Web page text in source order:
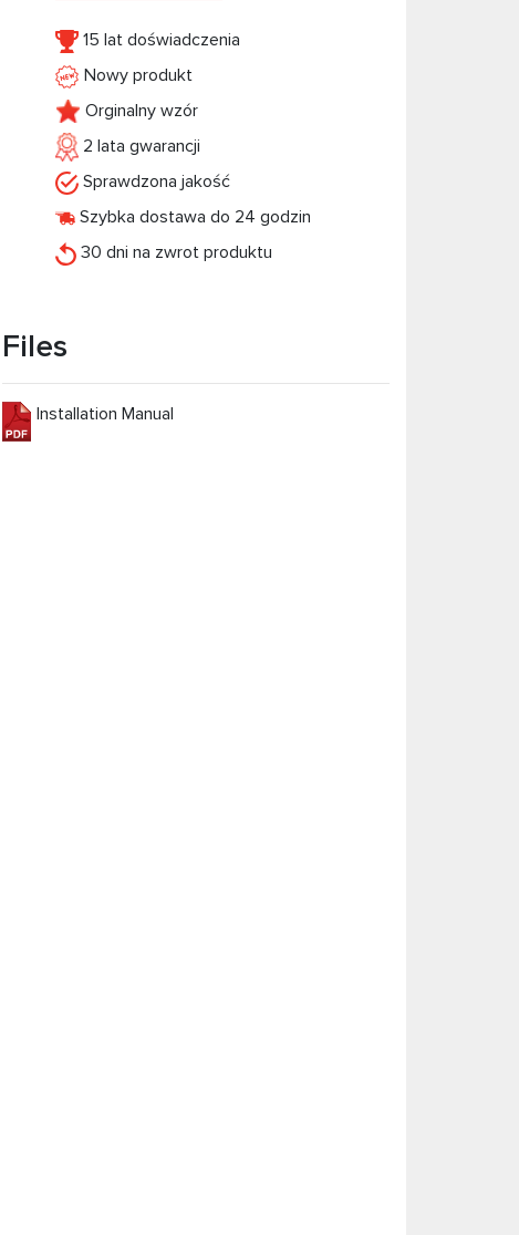
15 lat doświadczenia
Nowy produkt
Orginalny wzór
2 lata gwarancji
Sprawdzona jakość
Szybka dostawa do 24 godzin
30 dni na zwrot produktu
Files
Installation Manual